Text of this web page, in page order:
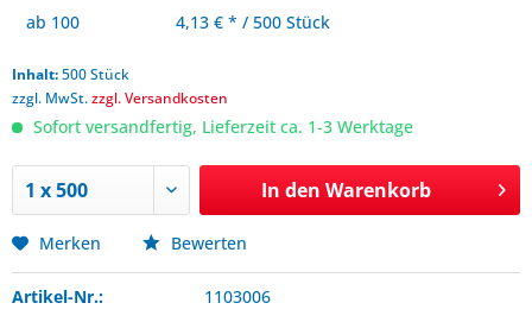
ab 100 4,13 € * / 500 Stück
Inhalt:500 Stück
zzgl. MwSt.zzgl. Versandkosten
Sofort versandfertig, Lieferzeit ca. 1-3 Werktage
In den Warenkorb
Merken Bewerten
Artikel-Nr.: 1103006